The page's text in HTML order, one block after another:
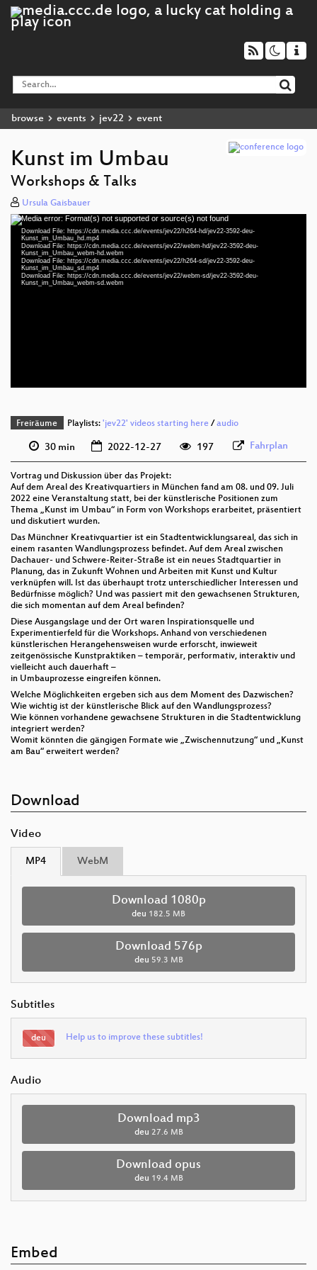
browse events jev22 event
Kunst im Umbau
Workshops & Talks
Ursula Gaisbauer
Video
Player
Media error: Format(s) not supported or source(s) not found
Download File: https://cdn.media.ccc.de/events/jev22/h264-hd/jev22-3592-deu-
Kunst_im_Umbau_hd.mp4
Download File: https://cdn.media.ccc.de/events/jev22/webm-hd/jev22-3592-deu-
Kunst_im_Umbau_webm-hd.webm
Download File: https://cdn.media.ccc.de/events/jev22/h264-sd/jev22-3592-deu-
Kunst_im_Umbau_sd.mp4
Download File: https://cdn.media.ccc.de/events/jev22/webm-sd/jev22-3592-deu-
Kunst_im_Umbau_webm-sd.webm
Freiräume Playlists: 'jev22' videos starting here/audio
30 min 2022-12-27 197 Fahrplan
Vortrag und Diskussion über das Projekt:
Auf dem Areal des Kreativquartiers in München fand am 08. und 09. Juli
2022 eine Veranstaltung statt, bei der künstlerische Positionen zum
Thema „Kunst im Umbau“ in Form von Workshops erarbeitet, präsentiert
und diskutiert wurden.
Das Münchner Kreativquartier ist ein Stadtentwicklungsareal, das sich in
einem rasanten Wandlungsprozess befindet. Auf dem Areal zwischen
Dachauer- und Schwere-Reiter-Straße ist ein neues Stadtquartier in
Planung, das in Zukunft Wohnen und Arbeiten mit Kunst und Kultur
verknüpfen will. Ist das überhaupt trotz unterschiedlicher Interessen und
Bedürfnisse möglich? Und was passiert mit den gewachsenen Strukturen,
die sich momentan auf dem Areal befinden?
Diese Ausgangslage und der Ort waren Inspirationsquelle und
Experimentierfeld für die Workshops. Anhand von verschiedenen
künstlerischen Herangehensweisen wurde erforscht, inwieweit
zeitgenössische Kunstpraktiken – temporär, performativ, interaktiv und
vielleicht auch dauerhaft –
in Umbauprozesse eingreifen können.
Welche Möglichkeiten ergeben sich aus dem Moment des Dazwischen?
Wie wichtig ist der künstlerische Blick auf den Wandlungsprozess?
Wie können vorhandene gewachsene Strukturen in die Stadtentwicklung
integriert werden?
Womit könnten die gängigen Formate wie „Zwischennutzung“ und „Kunst
am Bau“ erweitert werden?
Download
Video
MP4 WebM
Download 1080p
deu 182.5 MB
Download 576p
deu 59.3 MB
Subtitles
deu Help us to improve these subtitles!
Audio
Download mp3
deu 27.6 MB
Download opus
deu 19.4 MB
Embed